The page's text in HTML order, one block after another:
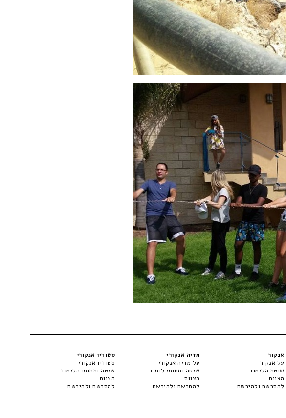
אנקור
על אנקור
שיטת הלימוד
הצוות
להתרשם ולהירשם
מדיה אנקורי
על מדיה אנקורי
שיטה ותחומי לימוד
הצוות
להתרשם ולהירשם
סטודיו אנקורי
סטודיו אנקורי
שיטה ותחומי הלימוד
הצוות
להתרשם ולהירשם